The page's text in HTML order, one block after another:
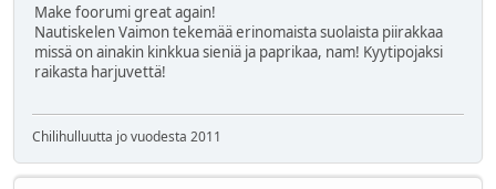
Make foorumi great again!
Nautiskelen Vaimon tekemää erinomaista suolaista piirakkaa
missä on ainakin kinkkua sieniä ja paprikaa, nam! Kyytipojaksi
raikasta harjuvettä!
Chilihulluutta jo vuodesta 2011